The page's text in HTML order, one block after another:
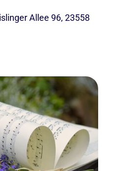
Allee 96, 23558